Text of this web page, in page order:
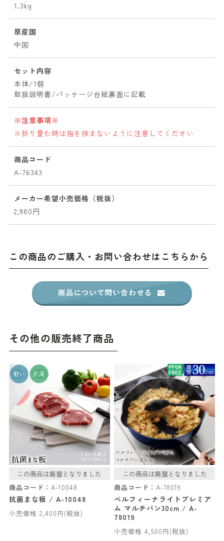
1.3kg
原産国
中国
セット内容
本体/1個
取扱説明書/パッケージ台紙裏面に記載
※注意事項※
※折り畳む時は指を挟まないように注意してください
商品コード
A-76343
メーカー希望小売価格（税抜）
2,980円
この商品のご購入・お問い合わせはこちらから
その他の販売終了商品
この商品は廃盤となりました
商品コード： A-10048
抗菌まな板 / A-10048
小売価格 2,400円(税抜)
この商品は廃盤となりました
商品コード：A-78019
ベルフィーナライトプレミア
ム マルチパン30cm / A-
78019
小売価格 4,500円(税抜)